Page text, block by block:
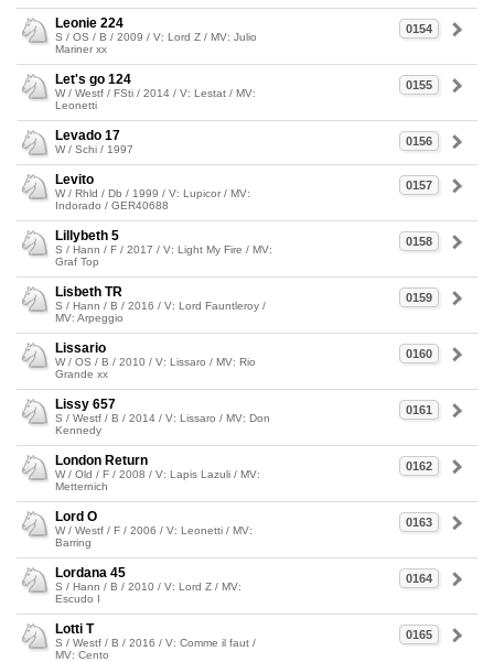
0154
Leonie 224
S / OS / B / 2009 / V: Lord Z / MV: Julio
Mariner xx
0155
Let's go 124
W / Westf / FSti / 2014 / V: Lestat / MV:
Leonetti
0156
Levado 17
W / Schi / 1997
0157
Levito
W / Rhld / Db / 1999 / V: Lupicor / MV:
Indorado / GER40688
0158
Lillybeth 5
S / Hann / F / 2017 / V: Light My Fire / MV:
Graf Top
0159
Lisbeth TR
S / Hann / B / 2016 / V: Lord Fauntleroy /
MV: Arpeggio
0160
Lissario
W / OS / B / 2010 / V: Lissaro / MV: Rio
Grande xx
0161
Lissy 657
S / Westf / B / 2014 / V: Lissaro / MV: Don
Kennedy
0162
London Return
W / Old / F / 2008 / V: Lapis Lazuli / MV:
Metternich
0163
Lord O
W / Westf / F / 2006 / V: Leonetti / MV:
Barring
0164
Lordana 45
S / Hann / B / 2010 / V: Lord Z / MV:
Escudo I
0165
Lotti T
S / Westf / B / 2016 / V: Comme il faut /
MV: Cento